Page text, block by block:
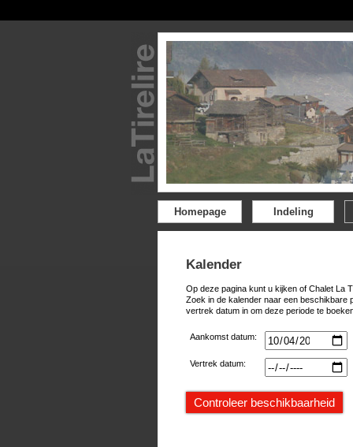
Homepage Indeling
Kalender
Op deze pagina kunt u kijken of Chalet La
Zoek in de kalender naar een beschikbare
vertrek datum in om deze periode te
Aankomst datum:
Vertrek datum: